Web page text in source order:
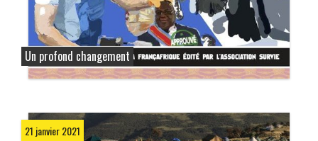
Un profond changement
21 janvier 2021